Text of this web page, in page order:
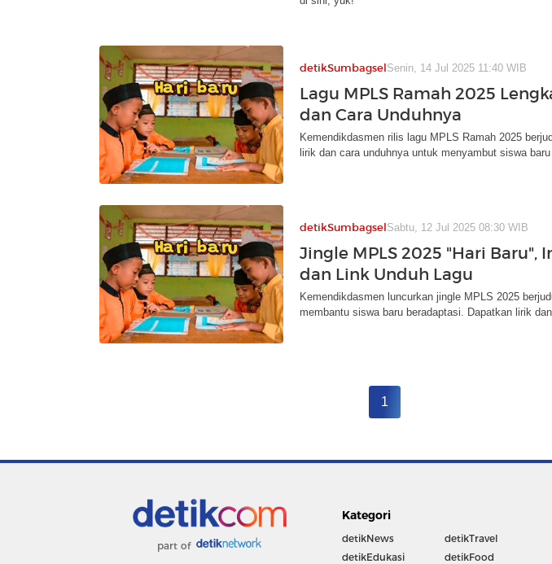
detikSumbagselSenin, 14 Jul 2025 11:40 WIB
Lagu MPLS Ramah 2025
dan Cara Unduhnya
Kemendikdasmen rilis lagu MPLS Ramah 2025
lirik dan cara unduhnya untuk menyambut siswa
detikSumbagselSabtu, 12 Jul 2025 08:30 WIB
Jingle MPLS 2025 "Hari Baru",
dan Link Unduh Lagu
Kemendikdasmen luncurkan jingle MPLS 2025
membantu siswa baru beradaptasi. Dapatkan lirik
1
part of
Kategori
detikNews
detikEdukasi
detikTravel
detikFood